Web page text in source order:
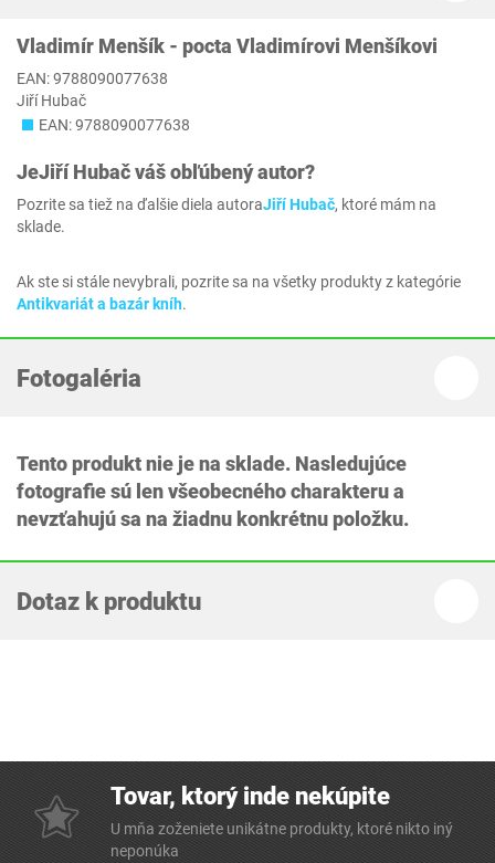
Vladimír Menšík - pocta Vladimírovi Menšíkovi
EAN: 9788090077638
Jiří Hubač
EAN: 9788090077638
JeJiří Hubačváš obľúbený autor?
Pozrite sa tiež na ďalšie diela autoraJiří Hubač, ktoré mám na
sklade.
Ak ste si stále nevybrali, pozrite sa na všetky produkty z kategórie
Antikvariát a bazár kníh.
Fotogaléria
Tento produkt nie je na sklade. Nasledujúce
fotografie sú len všeobecného charakteru a
nevzťahujú sa na žiadnu konkrétnu položku.
Dotaz k produktu
Tovar, ktorý inde nekúpite
U mňa zoženiete unikátne produkty, ktoré nikto iný
neponúka